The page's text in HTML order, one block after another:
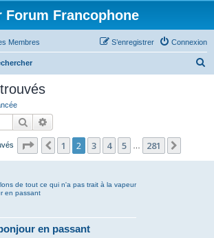
Forum Francophone
Membres Connexion
S’enregistrer
c
Rechercher
Page 2sur 281
Précédente
1 2 3 4 5 281
de tout ce qui n'a pas trait à la vapeur
en passant
en passant